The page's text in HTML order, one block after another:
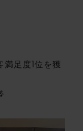
足度1位を獲